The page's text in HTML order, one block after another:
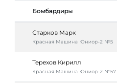
Бомбардиры
Старков Марк
Красная Машина Юниор-2 №5
Терехов Кирилл
Красная Машина Юниор-2 №57